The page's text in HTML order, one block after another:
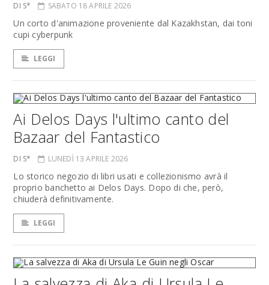
DI S* SABATO 18 APRILE 2026
Un corto d'animazione proveniente dal Kazakhstan, dai toni
cupi cyberpunk
LEGGI
Ai Delos Days l'ultimo canto del
Bazaar del Fantastico
DI S* LUNEDÌ 13 APRILE 2026
Lo storico negozio di libri usati e collezionismo avrà il
proprio banchetto ai Delos Days. Dopo di che, però,
chiuderà definitivamente.
LEGGI